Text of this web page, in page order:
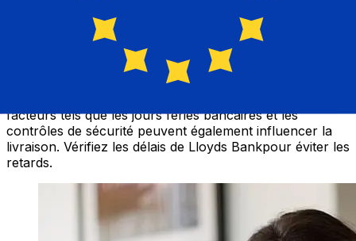
Les délais de livraison pour les transferts internationaux
avec Lloyds de Royaume-Uni à Pays membres de l'Euro
varient selon le mode de paiement et le moment de la
transaction. En général, les virements bancaires
facteurs tels que les jours fériés bancaires et les
contrôles de sécurité peuvent également influencer la
livraison. Vérifiez les délais de Lloyds Bankpour éviter les
retards.